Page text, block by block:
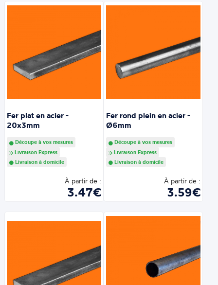
Fer plat en acier -
20x3mm
Découpe à vos mesures
Livraison Express
Livraison à domicile
À partir de :
3.47€
Fer rond plein en acier -
Ø6mm
Découpe à vos mesures
Livraison Express
Livraison à domicile
À partir de :
3.59€